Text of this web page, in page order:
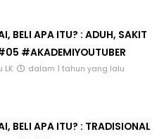
BELI APA ITU? : ADUH, SAKIT
#AKADEMIYOUTUBER
LK dalam 1 tahun yang lalu
BELI APA ITU? : TRADISIONAL